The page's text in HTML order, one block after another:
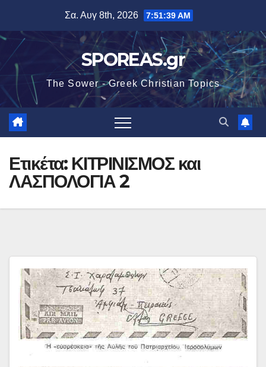
περιεχόμενο
Σα. Αυγ 8th, 2026 7:51:40 AM
SPOREAS.gr
The Sower - Greek Christian Topics
Ετικέτα: ΚΙΤΡΙΝΙΣΜΟΣ και
ΛΑΣΠΟΛΟΓΙΑ 2